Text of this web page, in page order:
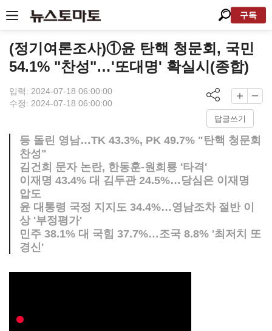
구독
(정기여론조사)①윤 탄핵 청문회, 국민
54.1% "찬성"…'또대명' 확실시(종합)
입력: 2024-07-18 06:00:00
수정: 2024-07-18 06:00:00
답글쓰기
등 돌린 영남…TK 43.3%, PK 49.7% "탄핵 청문회
찬성"
김건희 문자 논란, 한동훈-원희룡 '타격'
이재명 43.4% 대 김두관 24.5%…당심은 이재명
압도
윤 대통령 국정 지지도 34.4%…영남조차 절반 이
상 '부정평가'
민주 38.1% 대 국힘 37.7%…조국 8.8% '최저치 또
경신'